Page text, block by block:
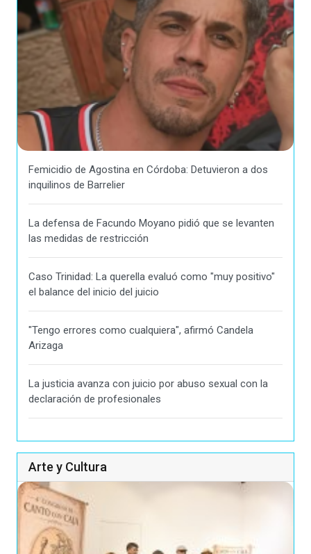
Femicidio de Agostina en Córdoba: Detuvieron a dos
inquilinos de Barrelier
La defensa de Facundo Moyano pidió que se levanten
las medidas de restricción
Caso Trinidad: La querella evaluó como "muy positivo"
el balance del inicio del juicio
"Tengo errores como cualquiera", afirmó Candela
Arizaga
La justicia avanza con juicio por abuso sexual con la
declaración de profesionales
Arte y Cultura